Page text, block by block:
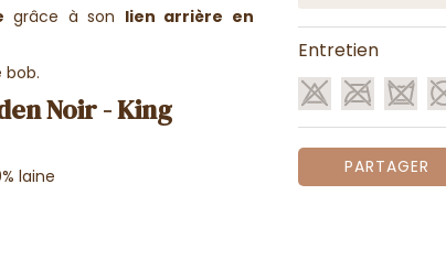
grâce à son lien arrière en
bob.
Noir - King
laine
Entretien
PARTAGER